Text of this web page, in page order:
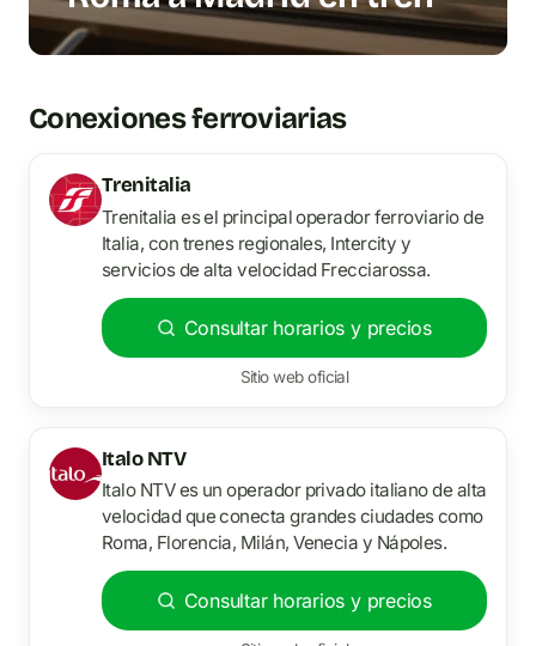
Conexiones ferroviarias
Trenitalia
Trenitalia es el principal operador ferroviario de
Italia, con trenes regionales, Intercity y
servicios de alta velocidad Frecciarossa.
Consultar horarios y precios
Sitio web oficial
Italo NTV
Italo NTV es un operador privado italiano de alta
velocidad que conecta grandes ciudades como
Roma, Florencia, Milán, Venecia y Nápoles.
Consultar horarios y precios